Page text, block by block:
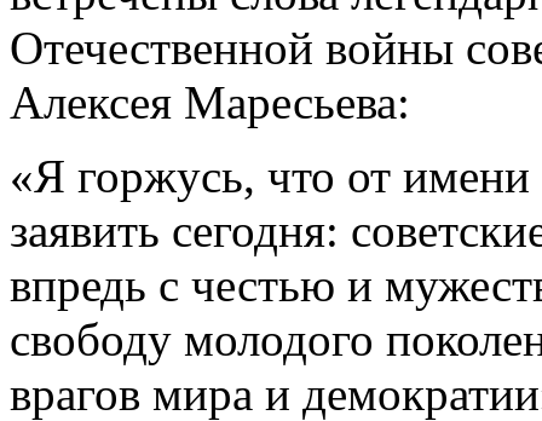
Отечественной войны
Алексея Маресьева:
«Я горжусь, что от имени
заявить сегодня:
впредь с честью и
свободу молодого
врагов мира и